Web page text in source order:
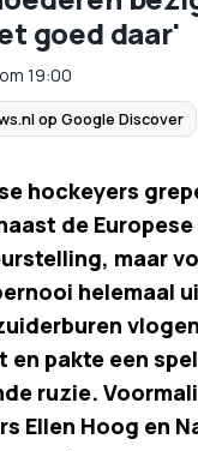
goed daar'
om 19:00
op Google Discover
hockeyers
de
maar
helemaal
en pakte een
ruzie.
Ellen Hoog en